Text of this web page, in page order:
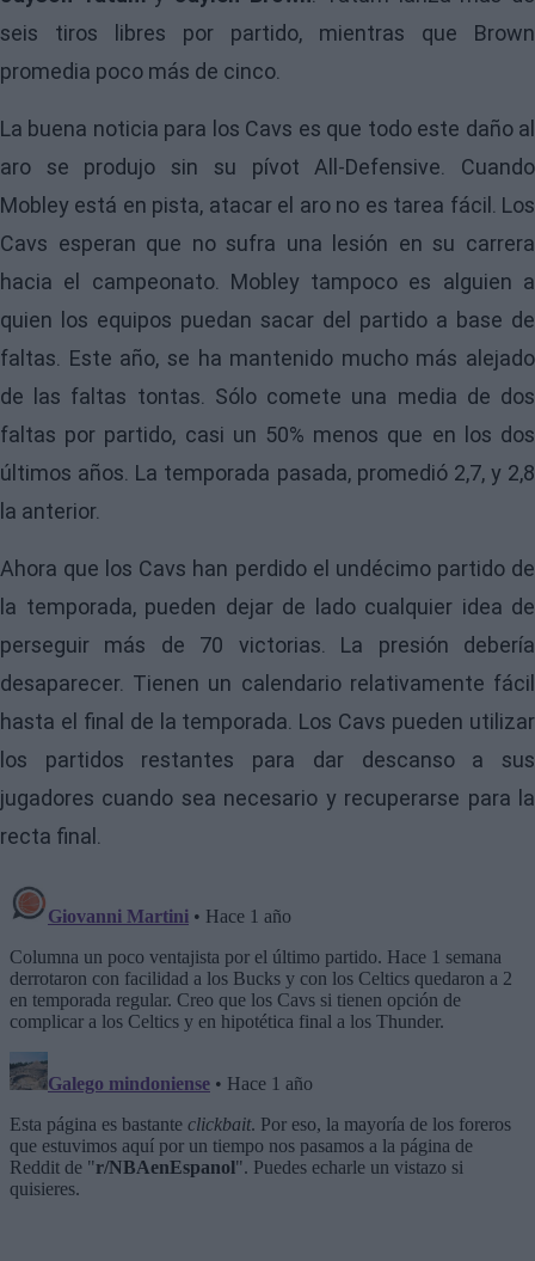
seis tiros libres por partido, mientras que Brown
promedia poco más de cinco.
La buena noticia para los Cavs es que todo este daño al
aro se produjo sin su pívot All-Defensive. Cuando
Mobley está en pista, atacar el aro no es tarea fácil. Los
Cavs esperan que no sufra una lesión en su carrera
hacia el campeonato. Mobley tampoco es alguien a
quien los equipos puedan sacar del partido a base de
faltas. Este año, se ha mantenido mucho más alejado
de las faltas tontas. Sólo comete una media de dos
faltas por partido, casi un 50% menos que en los dos
últimos años. La temporada pasada, promedió 2,7, y 2,8
la anterior.
Ahora que los Cavs han perdido el undécimo partido de
la temporada, pueden dejar de lado cualquier idea de
perseguir más de 70 victorias. La presión debería
desaparecer. Tienen un calendario relativamente fácil
hasta el final de la temporada. Los Cavs pueden utilizar
los partidos restantes para dar descanso a sus
jugadores cuando sea necesario y recuperarse para la
recta final.